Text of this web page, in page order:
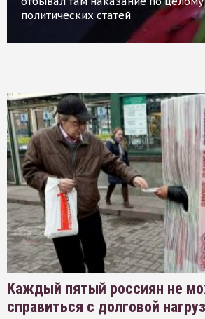
политических статей
Каждый пятый россиян не
справиться с долговой